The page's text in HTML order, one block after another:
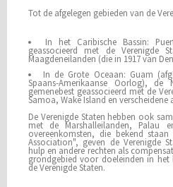
Tot de afgelegen gebieden van de
In het Caribische Bassin:
geassocieerd met de Verenigde
Maagdeneilanden (die in 1917 van
In de Grote Oceaan: Guam
Spaans-Amerikaanse Oorlog), de
gemenebest geassocieerd met de
Samoa, Wake Island en verscheidene
De Verenigde Staten hebben ook
met de Marshalleilanden, Palau
overeenkomsten, die bekend
Association", geven de Verenigde
hulp en andere rechten als
grondgebied voor doeleinden in het
de Verenigde Staten.